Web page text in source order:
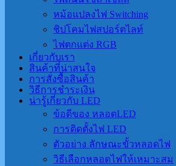
หม้อแปลงไฟ Switching
ชิปโคมไฟสปอร์ตไลท์
ไฟตกแต่ง RGB
เกี่ยวกับเรา
สินค้าที่น่าสนใจ
การสั่งซื้อสินค้า
วิธีการชำระเงิน
น่ารู้เกี่ยวกับ LED
ข้อดีของ หลอดLED
การติดตั้งไฟ LED
ตัวอย่าง ลักษณะขั้วหลอดไฟ
วิธีเลือกหลอดไฟให้เหมาะสม